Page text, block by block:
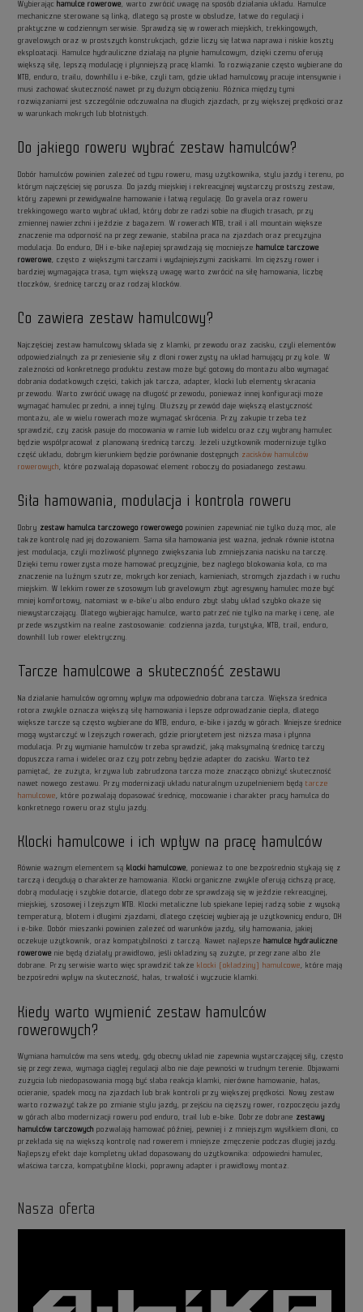
Wybierając hamulce rowerowe , warto zwrócić uwagę na sposób działania układu. Hamulce
mechaniczne sterowane są linką, dlatego są proste w obsłudze, łatwe do regulacji i
praktyczne w codziennym serwisie. Sprawdzą się w rowerach miejskich, trekkingowych,
gravelowych oraz w prostszych konstrukcjach, gdzie liczy się łatwa naprawa i niskie koszty
eksploatacji. Hamulce hydrauliczne działają na płynie hamulcowym, dzięki czemu oferują
większą siłę, lepszą modulację i płynniejszą pracę klamki. To rozwiązanie często wybierane do
MTB, enduro, trailu, downhillu i e-bike, czyli tam, gdzie układ hamulcowy pracuje intensywnie i
musi zachować skuteczność nawet przy dużym obciążeniu. Różnica między tymi
rozwiązaniami jest szczególnie odczuwalna na długich zjazdach, przy większej prędkości oraz
w warunkach mokrych lub błotnistych.
Do jakiego roweru wybrać zestaw hamulców?
Dobór hamulców powinien zależeć od typu roweru, masy użytkownika, stylu jazdy i terenu, po
którym najczęściej się porusza. Do jazdy miejskiej i rekreacyjnej wystarczy prostszy zestaw,
który zapewni przewidywalne hamowanie i łatwą regulację. Do gravela oraz roweru
trekkingowego warto wybrać układ, który dobrze radzi sobie na długich trasach, przy
zmiennej nawierzchni i jeździe z bagażem. W rowerach MTB, trail i all mountain większe
znaczenie ma odporność na przegrzewanie, stabilna praca na zjazdach oraz precyzyjna
modulacja. Do enduro, DH i e-bike najlepiej sprawdzają się mocniejsze hamulce tarczowe
rowerowe , często z większymi tarczami i wydajniejszymi zaciskami. Im cięższy rower i
bardziej wymagająca trasa, tym większą uwagę warto zwrócić na siłę hamowania, liczbę
tłoczków, średnicę tarczy oraz rodzaj klocków.
Co zawiera zestaw hamulcowy?
Najczęściej zestaw hamulcowy składa się z klamki, przewodu oraz zacisku, czyli elementów
odpowiedzialnych za przeniesienie siły z dłoni rowerzysty na układ hamujący przy kole. W
zależności od konkretnego produktu zestaw może być gotowy do montażu albo wymagać
dobrania dodatkowych części, takich jak tarcza, adapter, klocki lub elementy skracania
przewodu. Warto zwrócić uwagę na długość przewodu, ponieważ innej konfiguracji może
wymagać hamulec przedni, a innej tylny. Dłuższy przewód daje większą elastyczność
montażu, ale w wielu rowerach może wymagać skrócenia. Przy zakupie trzeba też
sprawdzić, czy zacisk pasuje do mocowania w ramie lub widelcu oraz czy wybrany hamulec
będzie współpracował z planowaną średnicą tarczy. Jeżeli użytkownik modernizuje tylko
część układu, dobrym kierunkiem będzie porównanie dostępnych zacisków hamulców
rowerowych
, które pozwalają dopasować element roboczy do posiadanego zestawu.
Siła hamowania, modulacja i kontrola roweru
Dobry zestaw hamulca tarczowego rowerowego powinien zapewniać nie tylko dużą moc, ale
także kontrolę nad jej dozowaniem. Sama siła hamowania jest ważna, jednak równie istotna
jest modulacja, czyli możliwość płynnego zwiększania lub zmniejszania nacisku na tarczę.
Dzięki temu rowerzysta może hamować precyzyjnie, bez nagłego blokowania koła, co ma
znaczenie na luźnym szutrze, mokrych korzeniach, kamieniach, stromych zjazdach i w ruchu
miejskim. W lekkim rowerze szosowym lub gravelowym zbyt agresywny hamulec może być
mniej komfortowy, natomiast w e-bike’u albo enduro zbyt słaby układ szybko okaże się
niewystarczający. Dlatego wybierając hamulce, warto patrzeć nie tylko na markę i cenę, ale
przede wszystkim na realne zastosowanie: codzienna jazda, turystyka, MTB, trail, enduro,
downhill lub rower elektryczny.
Tarcze hamulcowe a skuteczność zestawu
Na działanie hamulców ogromny wpływ ma odpowiednio dobrana tarcza. Większa średnica
rotora zwykle oznacza większą siłę hamowania i lepsze odprowadzanie ciepła, dlatego
większe tarcze są często wybierane do MTB, enduro, e-bike i jazdy w górach. Mniejsze średnice
mogą wystarczyć w lżejszych rowerach, gdzie priorytetem jest niższa masa i płynna
modulacja. Przy wymianie hamulców trzeba sprawdzić, jaką maksymalną średnicę tarczy
dopuszcza rama i widelec oraz czy potrzebny będzie adapter do zacisku. Warto też
pamiętać, że zużyta, krzywa lub zabrudzona tarcza może znacząco obniżyć skuteczność
nawet nowego zestawu. Przy modernizacji układu naturalnym uzupełnieniem będątarcze
hamulcowe
, które pozwalają dopasować średnicę, mocowanie i charakter pracy hamulca do
konkretnego roweru oraz stylu jazdy.
Klocki hamulcowe i ich wpływ na pracę hamulców
Równie ważnym elementem są klocki hamulcowe, ponieważ to one bezpośrednio stykają się z
tarczą i decydują o charakterze hamowania. Klocki organiczne zwykle oferują cichszą pracę,
dobrą modulację i szybkie dotarcie, dlatego dobrze sprawdzają się w jeździe rekreacyjnej,
miejskiej, szosowej i lżejszym MTB. Klocki metaliczne lub spiekane lepiej radzą sobie z wysoką
temperaturą, błotem i długimi zjazdami, dlatego częściej wybierają je użytkownicy enduro, DH
i e-bike. Dobór mieszanki powinien zależeć od warunków jazdy, siły hamowania, jakiej
oczekuje użytkownik, oraz kompatybilności z tarczą. Nawet najlepsze hamulce hydrauliczne
rowerowe nie będą działały prawidłowo, jeśli okładziny są zużyte, przegrzane albo źle
dobrane. Przy serwisie warto więc sprawdzić także klocki (okładziny) hamulcowe, które mają
bezpośredni wpływ na skuteczność, hałas, trwałość i wyczucie klamki.
Kiedy warto wymienić zestaw hamulców
rowerowych?
Wymiana hamulców ma sens wtedy, gdy obecny układ nie zapewnia wystarczającej siły, często
się przegrzewa, wymaga ciągłej regulacji albo nie daje pewności w trudnym terenie. Objawami
zużycia lub niedopasowania mogą być słaba reakcja klamki, nierówne hamowanie, hałas,
ocieranie, spadek mocy na zjazdach lub brak kontroli przy większej prędkości. Nowy zestaw
warto rozważyć także po zmianie stylu jazdy, przejściu na cięższy rower, rozpoczęciu jazdy
w górach albo modernizacji roweru pod enduro, trail lub e-bike. Dobrze dobrane zestawy
hamulców tarczowych pozwalają hamować później, pewniej i z mniejszym wysiłkiem dłoni, co
przekłada się na większą kontrolę nad rowerem i mniejsze zmęczenie podczas długiej jazdy.
Najlepszy efekt daje kompletny układ dopasowany do użytkownika: odpowiedni hamulec,
właściwa tarcza, kompatybilne klocki, poprawny adapter i prawidłowy montaż.
Nasza oferta